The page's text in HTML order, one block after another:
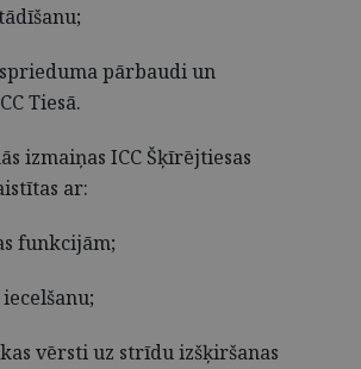
pārbaudi un
Tiesā.
izmaiņas ICC Šķīrējtiesas
ar:
funkcijām;
vērsti uz strīdu izšķiršanas